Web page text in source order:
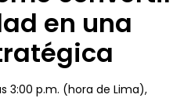
en una
3:00 p.m. (hora de Lima),